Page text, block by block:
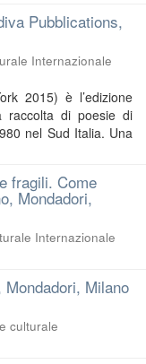
Pubblications,
Internazionale
2015) è l’edizione
raccolta di poesie di
nel Sud Italia. Una
fragili. Come
Mondadori,
Internazionale
Milano
culturale